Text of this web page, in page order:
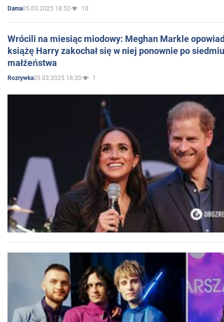
Dama05.03.2025 18:52 10
Wrócili na miesiąc miodowy: Meghan Markle
książę Harry zakochał się w niej ponownie po
małżeństwa
Rozrywka05.03.2025 16:20 1